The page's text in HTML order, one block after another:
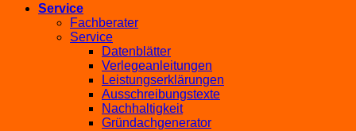
Service
Fachberater
Service
Datenblätter
Verlegeanleitungen
Leistungserklärungen
Ausschreibungstexte
Nachhaltigkeit
Gründachgenerator